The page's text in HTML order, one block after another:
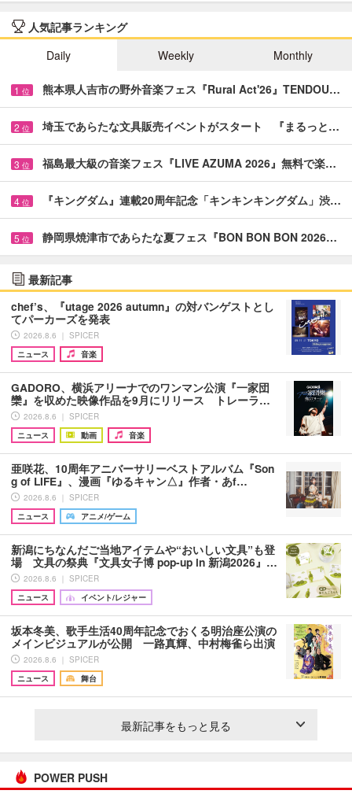
人気記事ランキング
Daily
Weekly Monthly
1 位 熊本県人吉市の野外音楽フェス『Rural Act'26』TENDOU…
2 位 埼玉であらたな文具販売イベントがスタート 『まるっと…
3 位 福島最大級の音楽フェス『LIVE AZUMA 2026』無料で楽…
4 位 『キングダム』連載20周年記念「キンキンキングダム」渋…
5 位 静岡県焼津市であらたな夏フェス『BON BON BON 2026…
最新記事
chef’s、『utage 2026 autumn』の対バンゲストとし
てパーカーズを発表
2026.8.6 ｜ SPICER
ニュース
音楽
GADORO、横浜アリーナでのワンマン公演『一家団
欒』を収めた映像作品を9月にリリース トレーラ…
2026.8.6 ｜ SPICER
ニュース
動画 音楽
亜咲花、10周年アニバーサリーベストアルバム『Son
g of LIFE』、漫画『ゆるキャン△』作者・あf…
2026.8.6 ｜ SPICER
ニュース
アニメ/ゲーム
新潟にちなんだご当地アイテムや“おいしい文具”も登
場 文具の祭典『文具女子博 pop-up in 新潟2026』…
2026.8.6 ｜ SPICER
ニュース
イベント/レジャー
坂本冬美、歌手生活40周年記念でおくる明治座公演の
メインビジュアルが公開 一路真輝、中村梅雀ら出演
2026.8.6 ｜ SPICER
ニュース
舞台
最新記事をもっと見る
POWER PUSH